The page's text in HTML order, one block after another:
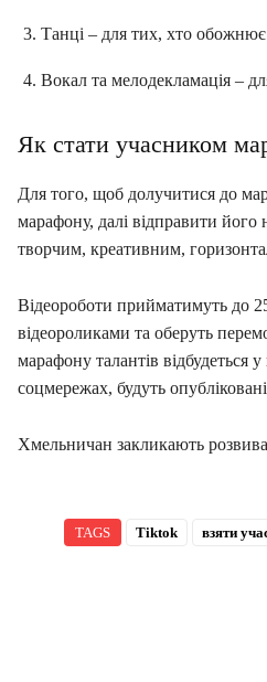
Танці – для тих, хто
Вокал та мелодекламація –
Як стати учасником
Для того, щоб долучитися до
марафону, далі відправити
творчим, креативним,
Відеороботи прийматимуть до
відеороликами та оберуть
марафону талантів
соцмережах, будуть
Хмельничан закликають
TAGS Tiktok взяти